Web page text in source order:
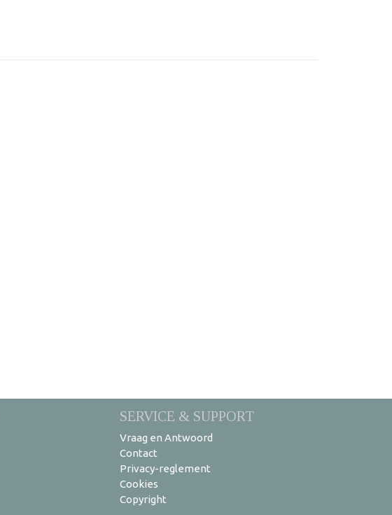
SERVICE & SUPPORT
Vraag en Antwoord
Contact
Privacy-reglement
Cookies
Copyright